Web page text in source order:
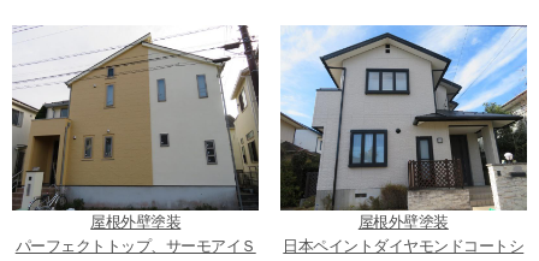
屋根外壁塗装
パーフェクトトップ、サーモアイＳ
屋根外壁塗装
日本ペイントダイヤモンドコートシ